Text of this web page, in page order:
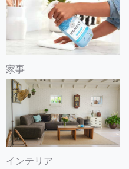
家事
インテリア